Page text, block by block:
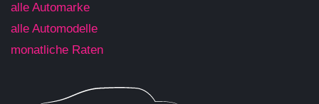
alle Automarke
alle Automodelle
monatliche Raten